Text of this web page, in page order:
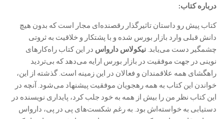
درباره کتاب:
کتاب پیش رو داستان تاثیرگذار رقصنده‌ای مجار است که بدون هیچ
دانش قبلی وارد بازار بورس شده و با پشتکار و خلاقیت به ثروتی
چشمگیر دست می‌یابد. نیکولاس دارواس در این کتاب راه‌کارهای
نوینی در جهت موفقیت در بازار بورس ارايه می‌دهد که بی‌تردید
راهگشای همە علاقمندان و فعالان در این زمینه است. گذشته از این،
خواندن این کتاب به همە رهجویان موفقیت پیشنهاد می‌شود. آنچه در
این کتاب نظر من را بیش از همه به خود جلب کرد، پایداری نویسنده در
دستیابی به خواسته‌اش بود. به رغم شکست‌های پی در پی، دارواس